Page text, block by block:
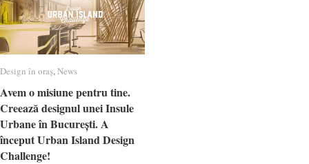
Design în oraș,News
Avem o misiune pentru tine.
Creează designul unei Insule
Urbane în București. A
început Urban Island Design
Challenge!
Design în oraș News
Avem o misiune pentru tine.
Creează designul unei Insule
Urbane în București. A
început Urban Island Design
Challenge!